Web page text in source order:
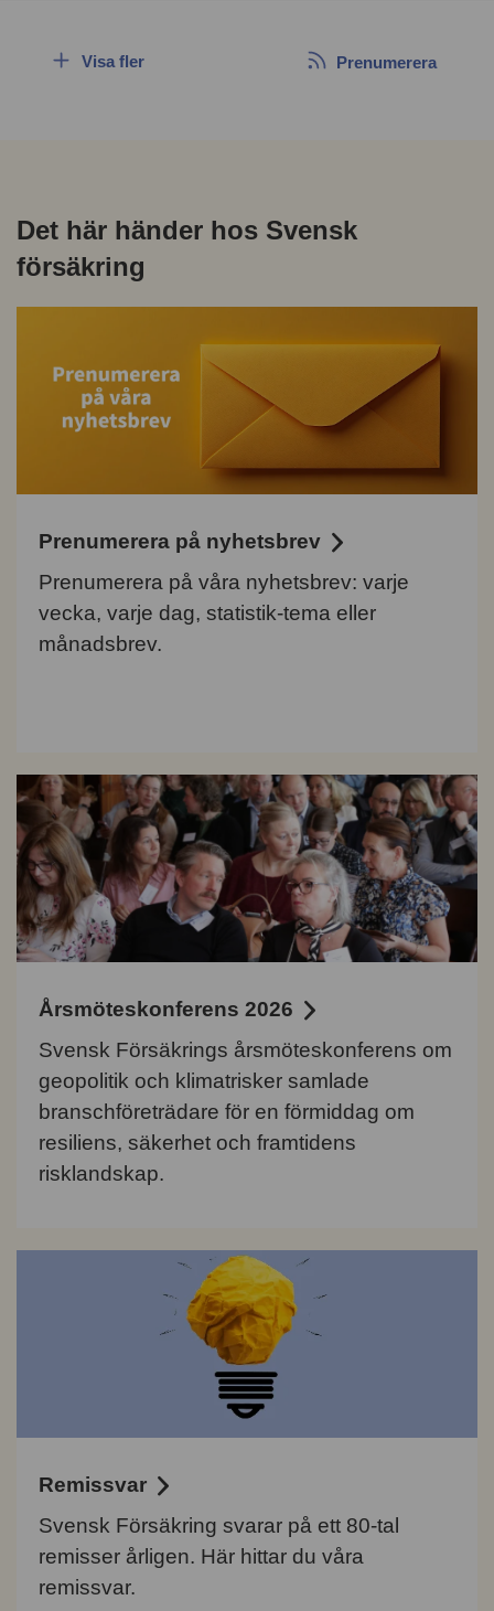
Visa fler Prenumerera
Det här händer hos Svensk
försäkring
Prenumerera på nyhetsbrev
Prenumerera på våra nyhetsbrev: varje
vecka, varje dag, statistik-tema eller
månadsbrev.
Årsmöteskonferens 2026
Svensk Försäkrings årsmöteskonferens om
geopolitik och klimatrisker samlade
branschföreträdare för en förmiddag om
resiliens, säkerhet och framtidens
risklandskap.
Remissvar
Svensk Försäkring svarar på ett 80-tal
remisser årligen. Här hittar du våra
remissvar.